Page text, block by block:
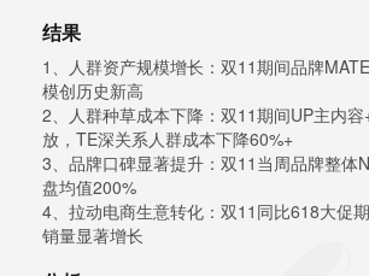
结果
1、人群资产规模增长：双11期间品牌
模创历史新高
2、人群种草成本下降：双11期间UP主内
放，TE深关系人群成本下降60%+
3、品牌口碑显著提升：双11当周品牌整体
盘均值200%
4、拉动电商生意转化：双11同比618大促
销量显著增长